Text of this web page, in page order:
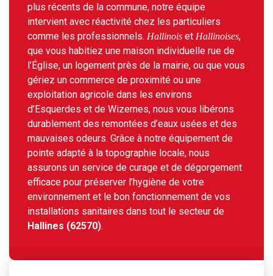
plus récents de la commune, notre équipe
intervient avec réactivité chez les particuliers
comme les professionnels. Hallinois et Hallinoises,
que vous habitiez une maison individuelle rue de
l’Église, un logement près de la mairie, ou que vous
gériez un commerce de proximité ou une
exploitation agricole dans les environs
d’Esquerdes et de Wizernes, nous vous libérons
durablement des remontées d’eaux usées et des
mauvaises odeurs. Grâce à notre équipement de
pointe adapté à la topographie locale, nous
assurons un service de curage et de dégorgement
efficace pour préserver l’hygiène de votre
environnement et le bon fonctionnement de vos
installations sanitaires dans tout le secteur de
Hallines (62570).